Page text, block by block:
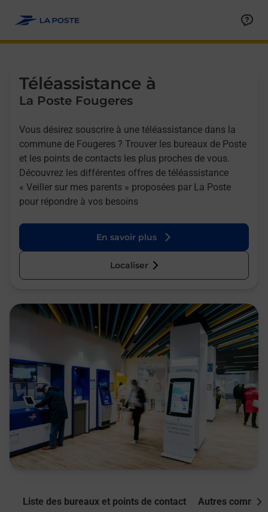
Téléassistance à
La Poste Fougeres
Vous désirez souscrire à une téléassistance dans la
commune de Fougeres ? Trouver les bureaux de Poste
et les points de contacts les plus proches de vous.
Découvrez les différentes offres de téléassistance
« Veiller sur mes parents » proposées par La Poste
pour répondre à vos besoins
En savoir plus
Localiser
Liste des bureaux et points de contact Autres